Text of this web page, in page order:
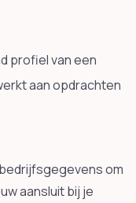
profiel van een
aan opdrachten
om
aansluit bij je